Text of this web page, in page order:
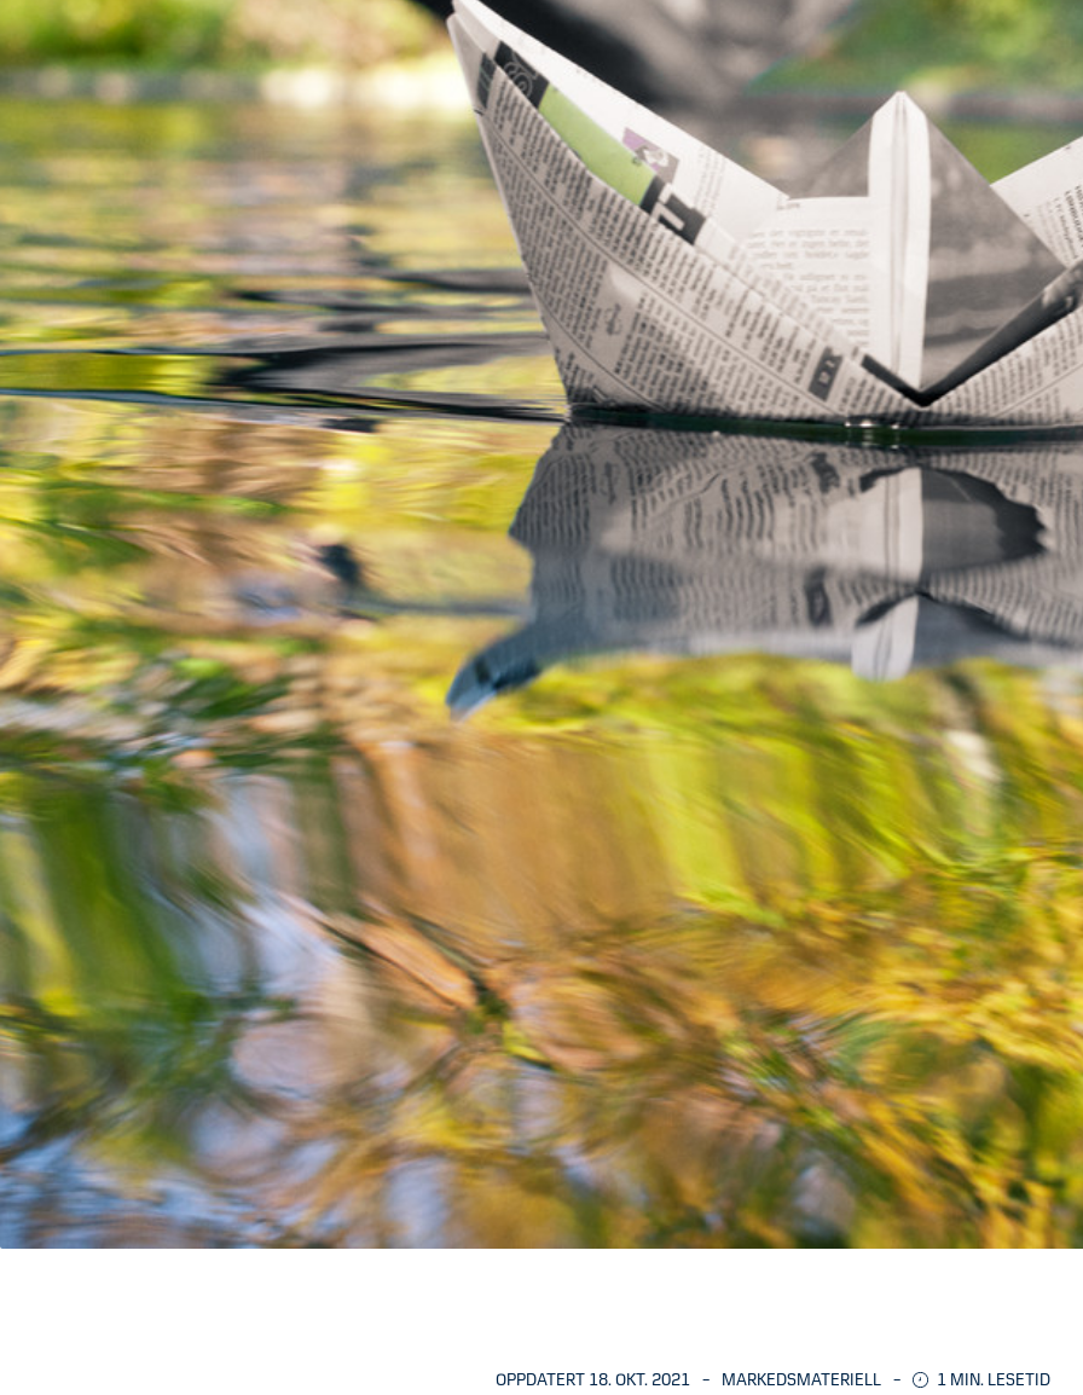
OPPDATERT 18. OKT. 2021 – MARKEDSMATERIELL – 1 MIN. LESETID